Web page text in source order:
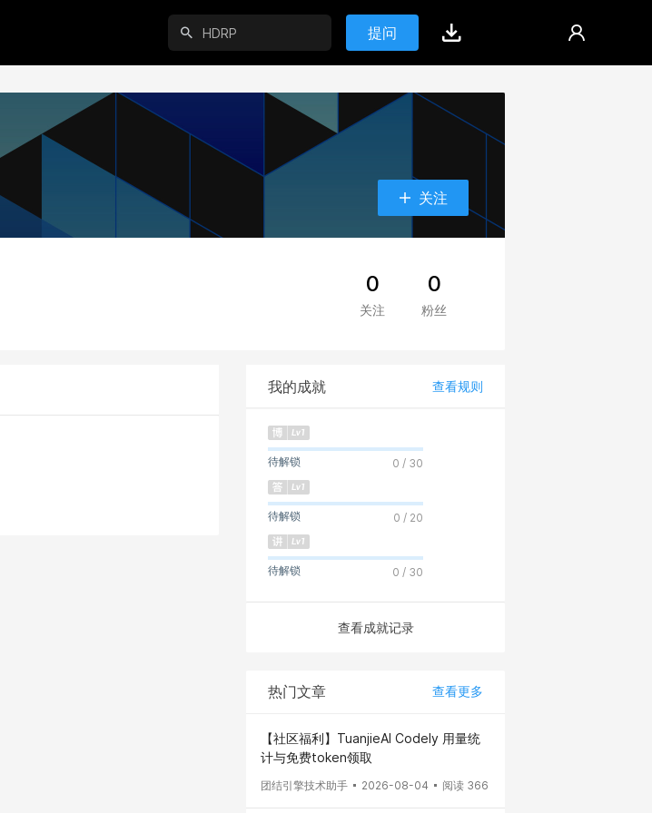
提问
关注
0
关注
0
粉丝
我的成就 查看规则
待解锁 0 / 30
待解锁 0 / 20
待解锁 0 / 30
查看成就记录
热门文章 查看更多
【社区福利】TuanjieAI Codely 用量统
计与免费token领取
团结引擎技术助手 2026-08-04 阅读 366